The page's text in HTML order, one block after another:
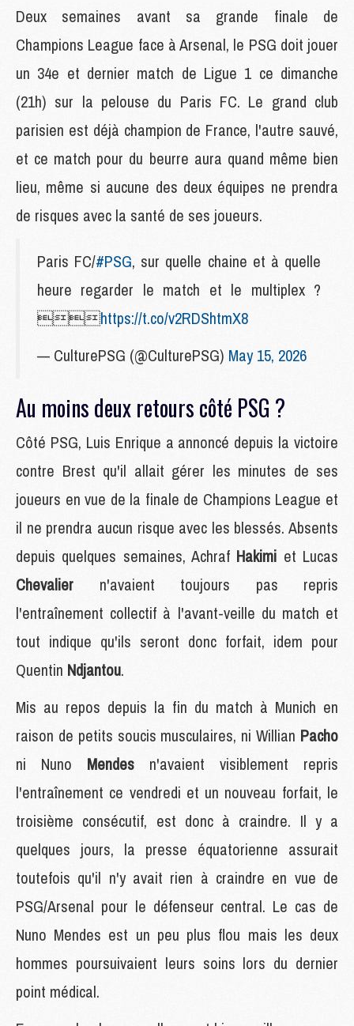
Deux semaines avant sa grande finale de
Champions League face à Arsenal, le PSG doit jouer
un 34e et dernier match de Ligue 1 ce dimanche
(21h) sur la pelouse du Paris FC. Le grand club
parisien est déjà champion de France, l'autre sauvé,
et ce match pour du beurre aura quand même bien
lieu, même si aucune des deux équipes ne prendra
de risques avec la santé de ses joueurs.
Paris FC/#PSG, sur quelle chaine et à quelle
heure regarder le match et le multiplex ?
https://t.co/v2RDShtmX8
— CulturePSG (@CulturePSG) May 15, 2026
Au moins deux retours côté PSG ?
Côté PSG, Luis Enrique a annoncé depuis la victoire
contre Brest qu'il allait gérer les minutes de ses
joueurs en vue de la finale de Champions League et
il ne prendra aucun risque avec les blessés. Absents
depuis quelques semaines, Achraf Hakimi et Lucas
Chevalier n'avaient toujours pas repris
l'entraînement collectif à l'avant-veille du match et
tout indique qu'ils seront donc forfait, idem pour
Quentin Ndjantou.
Mis au repos depuis la fin du match à Munich en
raison de petits soucis musculaires, ni Willian Pacho
ni Nuno Mendes n'avaient visiblement repris
l'entraînement ce vendredi et un nouveau forfait, le
troisième consécutif, est donc à craindre. Il y a
quelques jours, la presse équatorienne assurait
toutefois qu'il n'y avait rien à craindre en vue de
PSG/Arsenal pour le défenseur central. Le cas de
Nuno Mendes est un peu plus flou mais les deux
hommes poursuivaient leurs soins lors du dernier
point médical.